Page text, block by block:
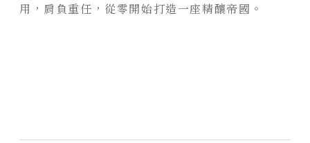
用，肩負重任，從零開始打造一座精釀帝國。